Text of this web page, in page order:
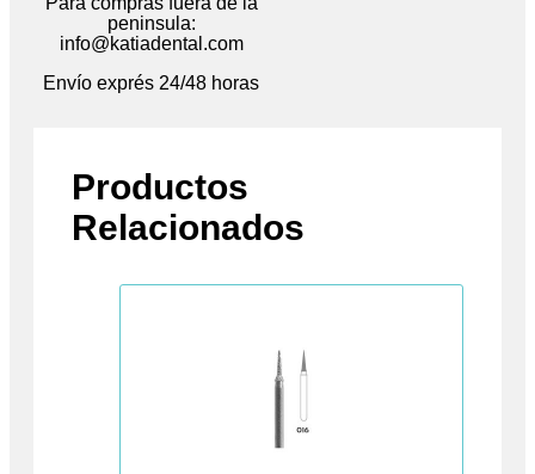
peninsula:
info@katiadental.com
Envío exprés 24/48 horas
Productos
Relacionados